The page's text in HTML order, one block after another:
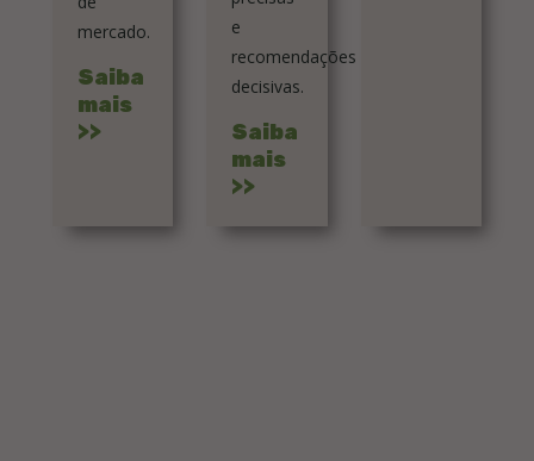
mercado.
Saiba
mais
>>
e
recomendações
decisivas.
Saiba
mais
>>